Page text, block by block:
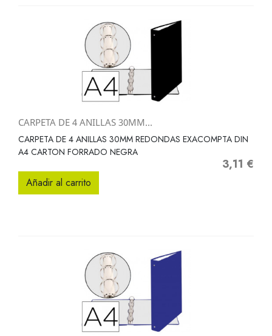
CARPETA DE 4 ANILLAS 30MM...
CARPETA DE 4 ANILLAS 30MM REDONDAS EXACOMPTA DIN
A4 CARTON FORRADO NEGRA
Precio
3,11 €
Añadir al carrito